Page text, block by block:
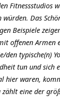
Fitnessstudios
Das
Beispiele
offenen Armen
typische(n)
tun und sich
waren,
eine der